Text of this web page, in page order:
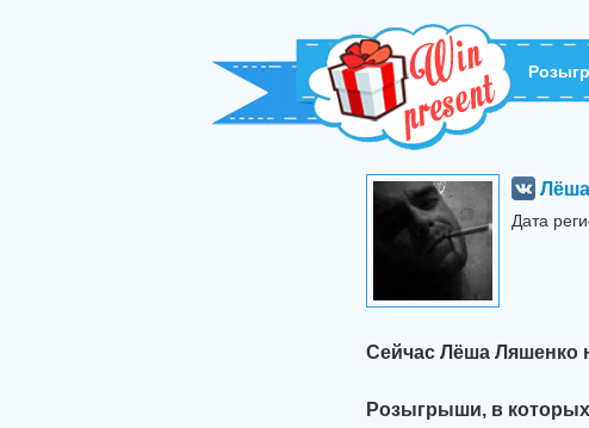
Дата
Сейчас Лёша Ляшенко
Розыгрыши, в